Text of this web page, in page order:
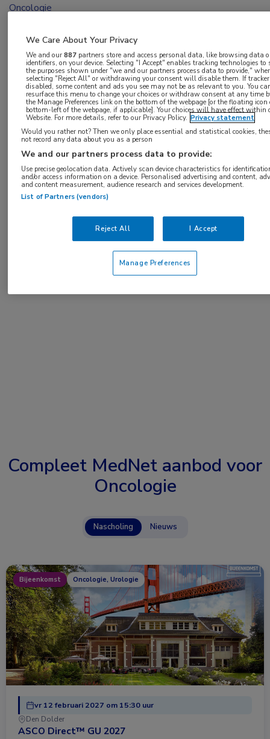
Log hier in om volledige
toegang te krijgen.
ofAccount maken
Oncologie
Aandachtsgebieden:
Longoncologie
Tags:
ct-scan
Compleet MedNet aanbod voor
Oncologie
Nascholing Nieuws
Bijeenkomst Oncologie, Urologie
vr 12 februari 2027 om 15:30 uur
Den Dolder
ASCO Direct™ GU 2027
We Care About Your Privacy
We and our887 partners store and access personal data, like browsing data
identifiers, on your device. Selecting "I Accept" enables tracking technologies to
the purposes shown under "we and our partners process data to provide,"
selecting "Reject All" or withdrawing your consent will disable them. If
disabled, some content and ads you see may not be as relevant to you. You
resurface this menu to change your choices or withdraw consent at any time
the Manage Preferences link on the bottom of the webpage [or the floating icon
bottom-left of the webpage, if applicable]. Your choices will have effect within
Website. For more details, refer to our Privacy Policy. Privacy statement
Would you rather not? Then we only place essential and statistical cookies,
not record any data about you as a person
We and our partners process data to provide:
Use precise geolocation data. Actively scan device characteristics for
and/or access information on a device. Personalised advertising and content,
and content measurement, audience research and services development.
List of Partners (vendors)
Reject All I Accept
Manage Preferences